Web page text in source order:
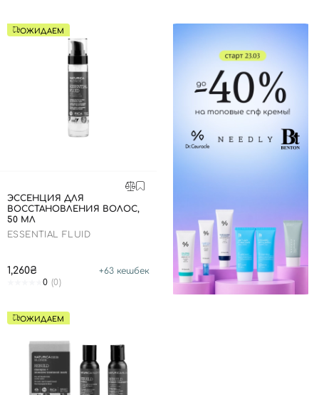
ОЖИДАЕМ
ЭССЕНЦИЯ ДЛЯ
ВОССТАНОВЛЕНИЯ ВОЛОС,
50 МЛ
ESSENTIAL FLUID
1,260₴ +63 кешбек
0 (0)
ОЖИДАЕМ